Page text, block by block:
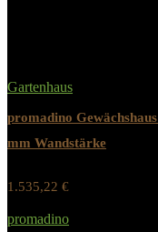
Gartenhaus
promadino
mm Wandstärke
1.535,22 €
promadino